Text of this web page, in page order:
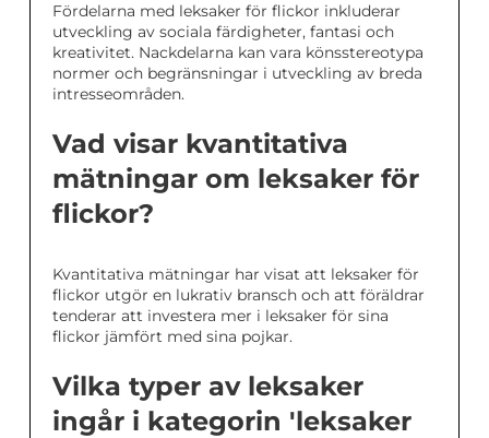
Fördelarna med leksaker för flickor inkluderar
utveckling av sociala färdigheter, fantasi och
kreativitet. Nackdelarna kan vara könsstereotypa
normer och begränsningar i utveckling av breda
intresseområden.
Vad visar kvantitativa
mätningar om leksaker för
flickor?
Kvantitativa mätningar har visat att leksaker för
flickor utgör en lukrativ bransch och att föräldrar
tenderar att investera mer i leksaker för sina
flickor jämfört med sina pojkar.
Vilka typer av leksaker
ingår i kategorin 'leksaker